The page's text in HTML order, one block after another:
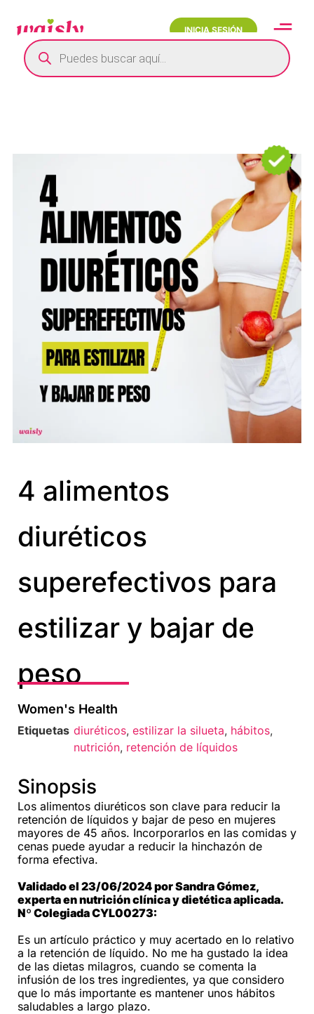
INICIA SESIÓN
4 alimentos
diuréticos
superefectivos para
estilizar y bajar de
peso
Women's Health
Etiquetas diuréticos, estilizar la silueta, hábitos,
nutrición, retención de líquidos
Sinopsis
Los alimentos diuréticos son clave para reducir la
retención de líquidos y bajar de peso en mujeres
mayores de 45 años. Incorporarlos en las comidas y
cenas puede ayudar a reducir la hinchazón de
forma efectiva.
Validado el 23/06/2024 por Sandra Gómez,
experta en nutrición clínica y dietética aplicada.
Nº Colegiada CYL00273:
Es un artículo práctico y muy acertado en lo relativo
a la retención de líquido. No me ha gustado la idea
de las dietas milagros, cuando se comenta la
infusión de los tres ingredientes, ya que considero
que lo más importante es mantener unos hábitos
saludables a largo plazo.